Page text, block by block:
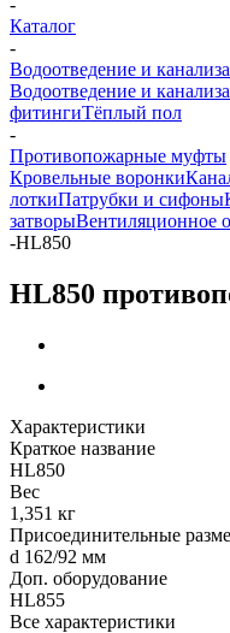
-
Каталог
-
Водоотведение и
Водоотведение и
фитингиТёплый пол
-
Противопожарные муфты
Кровельные воронки
лоткиПатрубки и сифоны
затворыВентиляционное
-HL850
HL850
Характеристики
Краткое название
HL850
Вес
1,351 кг
Присоединительные
d 162/92 мм
Доп. оборудование
HL855
Все характеристики